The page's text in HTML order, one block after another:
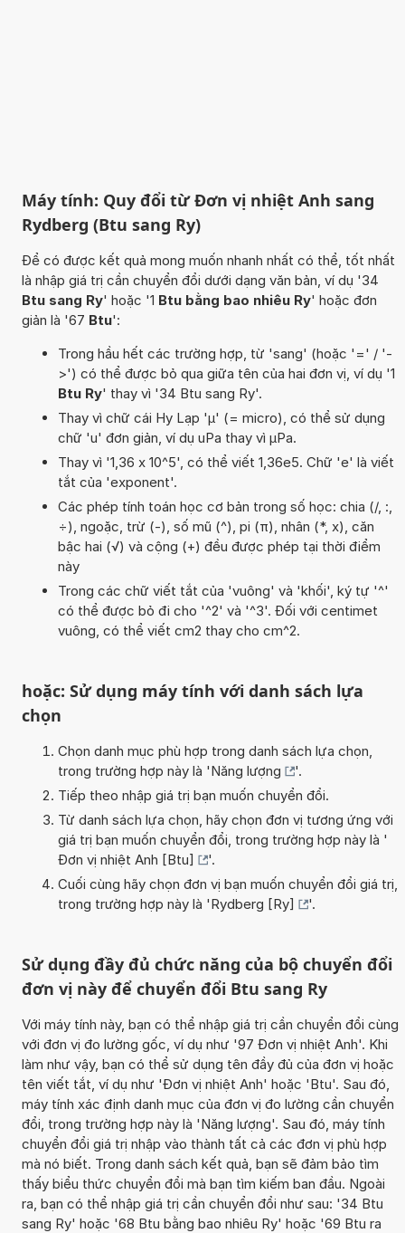
Máy tính: Quy đổi từ Đơn vị nhiệt Anh sang
Rydberg (Btu sang Ry)
Để có được kết quả mong muốn nhanh nhất có thể, tốt nhất
là nhập giá trị cần chuyển đổi dưới dạng văn bản, ví dụ '34
Btu sang Ry' hoặc '1 Btu bằng bao nhiêu Ry' hoặc đơn
giản là '67 Btu':
Trong hầu hết các trường hợp, từ 'sang' (hoặc '=' / '-
>') có thể được bỏ qua giữa tên của hai đơn vị, ví dụ '1
Btu Ry' thay vì '34 Btu sang Ry'.
Thay vì chữ cái Hy Lạp 'µ' (= micro), có thể sử dụng
chữ 'u' đơn giản, ví dụ uPa thay vì µPa.
Thay vì '1,36 x 10^5', có thể viết 1,36e5. Chữ 'e' là viết
tắt của 'exponent'.
Các phép tính toán học cơ bản trong số học: chia (/, :,
÷), ngoặc, trừ (-), số mũ (^), pi (π), nhân (*, x), căn
bậc hai (√) và cộng (+) đều được phép tại thời điểm
này
Trong các chữ viết tắt của 'vuông' và 'khối', ký tự '^'
có thể được bỏ đi cho '^2' và '^3'. Đối với centimet
vuông, có thể viết cm2 thay cho cm^2.
hoặc: Sử dụng máy tính với danh sách lựa
chọn
Chọn danh mục phù hợp trong danh sách lựa chọn,
trong trường hợp này là 'Năng lượng
'.
Tiếp theo nhập giá trị bạn muốn chuyển đổi.
Từ danh sách lựa chọn, hãy chọn đơn vị tương ứng với
giá trị bạn muốn chuyển đổi, trong trường hợp này là '
Đơn vị nhiệt Anh [Btu]
'.
Cuối cùng hãy chọn đơn vị bạn muốn chuyển đổi giá trị,
trong trường hợp này là 'Rydberg [Ry] '.
Sử dụng đầy đủ chức năng của bộ chuyển đổi
đơn vị này để chuyển đổi Btu sang Ry
Với máy tính này, bạn có thể nhập giá trị cần chuyển đổi cùng
với đơn vị đo lường gốc, ví dụ như '97 Đơn vị nhiệt Anh'. Khi
làm như vậy, bạn có thể sử dụng tên đầy đủ của đơn vị hoặc
tên viết tắt, ví dụ như 'Đơn vị nhiệt Anh' hoặc 'Btu'. Sau đó,
máy tính xác định danh mục của đơn vị đo lường cần chuyển
đổi, trong trường hợp này là 'Năng lượng'. Sau đó, máy tính
chuyển đổi giá trị nhập vào thành tất cả các đơn vị phù hợp
mà nó biết. Trong danh sách kết quả, bạn sẽ đảm bảo tìm
thấy biểu thức chuyển đổi mà bạn tìm kiếm ban đầu. Ngoài
ra, bạn có thể nhập giá trị cần chuyển đổi như sau: '34 Btu
sang Ry' hoặc '68 Btu bằng bao nhiêu Ry' hoặc '69 Btu ra